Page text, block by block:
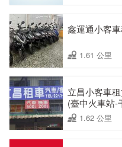
鑫運通小客
1.61 公里
立昌小客車
(臺中火車站-
1.62 公里